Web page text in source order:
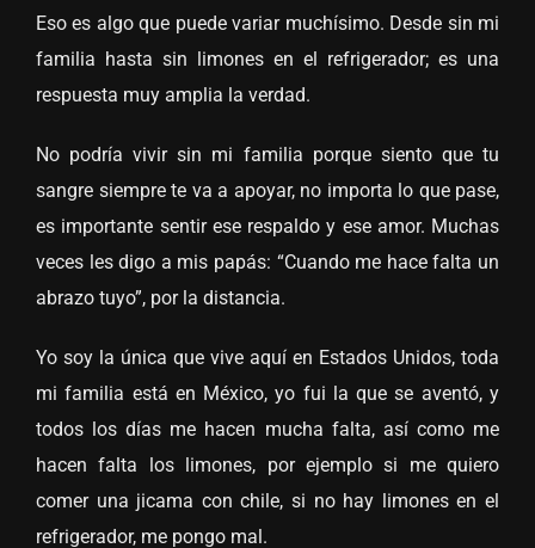
Eso es algo que puede variar muchísimo. Desde sin mi
familia hasta sin limones en el refrigerador; es una
respuesta muy amplia la verdad.
No podría vivir sin mi familia porque siento que tu
sangre siempre te va a apoyar, no importa lo que pase,
es importante sentir ese respaldo y ese amor. Muchas
veces les digo a mis papás: “Cuando me hace falta un
abrazo tuyo”, por la distancia.
Yo soy la única que vive aquí en Estados Unidos, toda
mi familia está en México, yo fui la que se aventó, y
todos los días me hacen mucha falta, así como me
hacen falta los limones, por ejemplo si me quiero
comer una jicama con chile, si no hay limones en el
refrigerador, me pongo mal.